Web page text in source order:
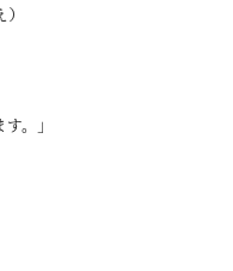
。」